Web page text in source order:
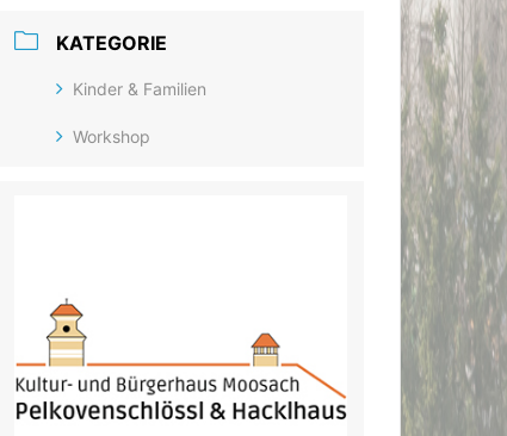
KATEGORIE
Kinder & Familien
Workshop